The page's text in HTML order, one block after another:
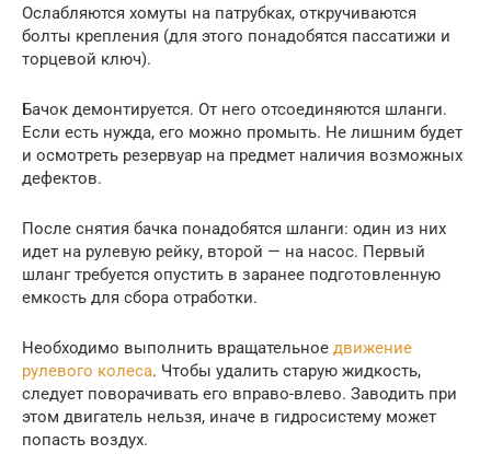
Ослабляются хомуты на патрубках, откручиваются
болты крепления (для этого понадобятся пассатижи и
торцевой ключ).
Бачок демонтируется. От него отсоединяются шланги.
Если есть нужда, его можно промыть. Не лишним будет
и осмотреть резервуар на предмет наличия возможных
дефектов.
После снятия бачка понадобятся шланги: один из них
идет на рулевую рейку, второй — на насос. Первый
шланг требуется опустить в заранее подготовленную
емкость для сбора отработки.
Необходимо выполнить вращательное движение
рулевого колеса. Чтобы удалить старую жидкость,
следует поворачивать его вправо-влево. Заводить при
этом двигатель нельзя, иначе в гидросистему может
попасть воздух.